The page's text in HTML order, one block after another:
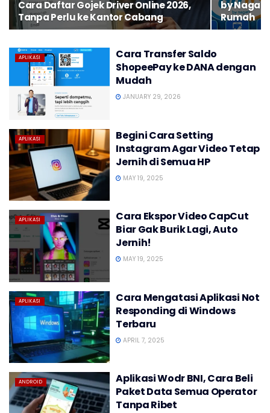
Cara Daftar Gojek Driver Online 2026,
Tanpa Perlu ke Kantor Cabang
by
Rumah
APLIKASI
Cara Transfer Saldo
ShopeePay ke DANA dengan
Mudah
JANUARY 29, 2026
APLIKASI
Begini Cara Setting
Instagram Agar Video Tetap
Jernih di Semua HP
MAY 19, 2025
APLIKASI
Cara Ekspor Video CapCut
Biar Gak Burik Lagi, Auto
Jernih!
MAY 19, 2025
APLIKASI
Cara Mengatasi Aplikasi Not
Responding di Windows
Terbaru
APRIL 7, 2025
ANDROID
Aplikasi Wodr BNI, Cara Beli
Paket Data Semua Operator
Tanpa Ribet